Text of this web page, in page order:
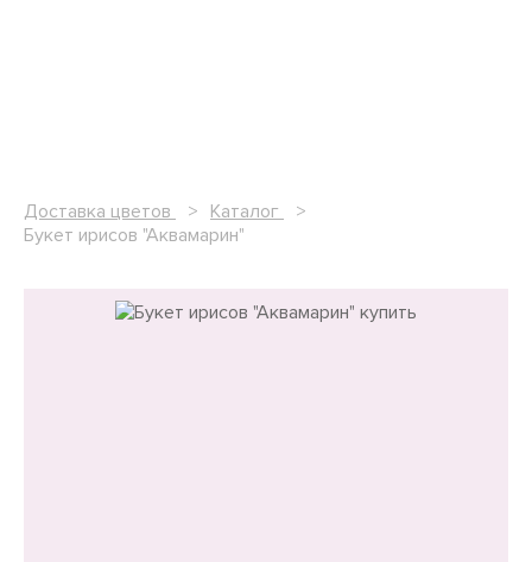
Доставка цветов
Каталог
Букет ирисов "Аквамарин"